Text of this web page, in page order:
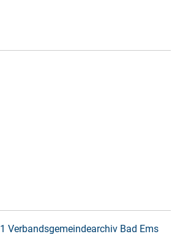
1 Verbandsgemeindearchiv Bad Ems